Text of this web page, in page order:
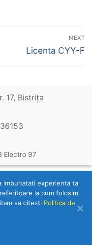
NEXT
Next
Licenta CYY-F
17, Bistriţa
Electro 97
experienta ta
la cum folosim
sa citesti Politica de